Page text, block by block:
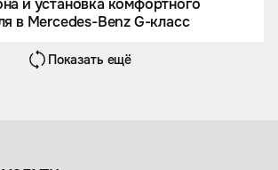
и установка комфортного
в Mercedes-Benz G-класс
Показать ещё
и покраска